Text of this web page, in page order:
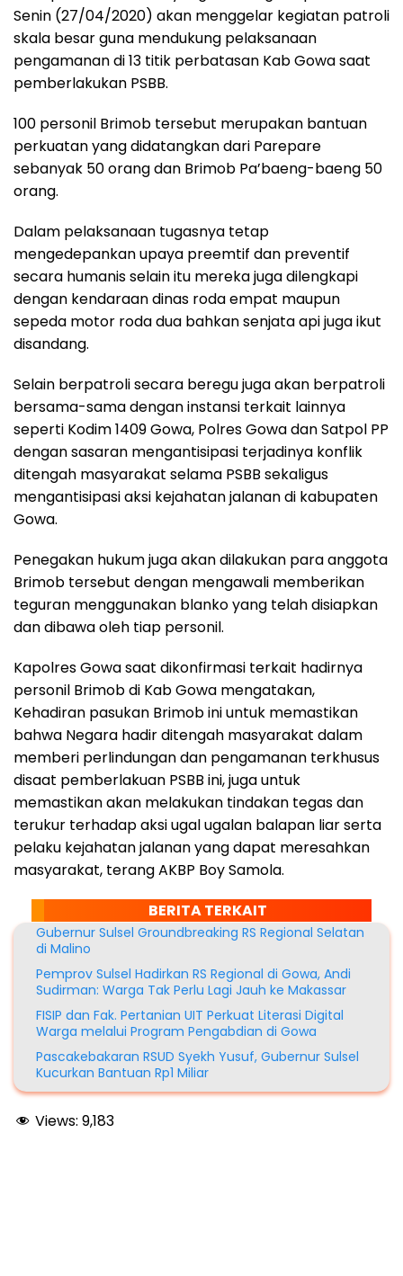
k
p
m
Senin (27/04/2020) akan menggelar kegiatan patroli
skala besar guna mendukung pelaksanaan
pengamanan di 13 titik perbatasan Kab Gowa saat
pemberlakukan PSBB.
100 personil Brimob tersebut merupakan bantuan
perkuatan yang didatangkan dari Parepare
sebanyak 50 orang dan Brimob Pa’baeng-baeng 50
orang.
Dalam pelaksanaan tugasnya tetap
mengedepankan upaya preemtif dan preventif
secara humanis selain itu mereka juga dilengkapi
dengan kendaraan dinas roda empat maupun
sepeda motor roda dua bahkan senjata api juga ikut
disandang.
Selain berpatroli secara beregu juga akan berpatroli
bersama-sama dengan instansi terkait lainnya
seperti Kodim 1409 Gowa, Polres Gowa dan Satpol PP
dengan sasaran mengantisipasi terjadinya konflik
ditengah masyarakat selama PSBB sekaligus
mengantisipasi aksi kejahatan jalanan di kabupaten
Gowa.
Penegakan hukum juga akan dilakukan para anggota
Brimob tersebut dengan mengawali memberikan
teguran menggunakan blanko yang telah disiapkan
dan dibawa oleh tiap personil.
Kapolres Gowa saat dikonfirmasi terkait hadirnya
personil Brimob di Kab Gowa mengatakan,
Kehadiran pasukan Brimob ini untuk memastikan
bahwa Negara hadir ditengah masyarakat dalam
memberi perlindungan dan pengamanan terkhusus
disaat pemberlakuan PSBB ini, juga untuk
memastikan akan melakukan tindakan tegas dan
terukur terhadap aksi ugal ugalan balapan liar serta
pelaku kejahatan jalanan yang dapat meresahkan
masyarakat, terang AKBP Boy Samola.
BERITA TERKAIT
Gubernur Sulsel Groundbreaking RS Regional Selatan
di Malino
Pemprov Sulsel Hadirkan RS Regional di Gowa, Andi
Sudirman: Warga Tak Perlu Lagi Jauh ke Makassar
FISIP dan Fak. Pertanian UIT Perkuat Literasi Digital
Warga melalui Program Pengabdian di Gowa
Pascakebakaran RSUD Syekh Yusuf, Gubernur Sulsel
Kucurkan Bantuan Rp1 Miliar
Views: 9,183